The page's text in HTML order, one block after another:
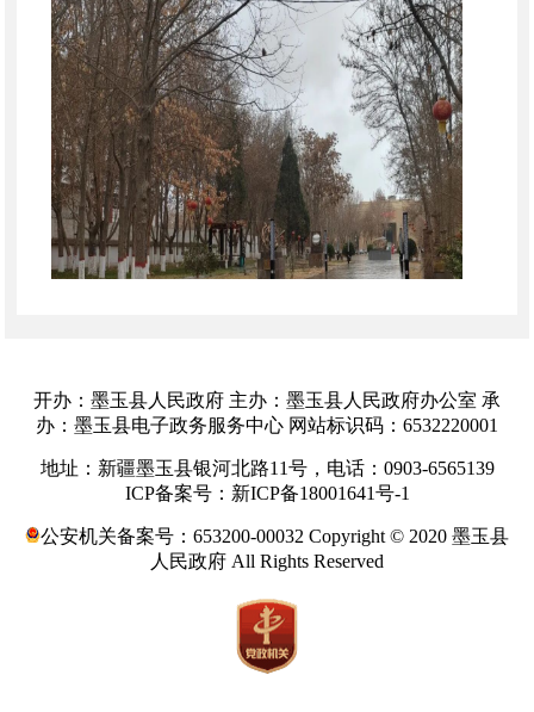
城区预报：今日白天至夜间城区浮尘转多云伴
有微雨，最高气温9℃ ，最低气温1℃，阵风
开办：墨玉县人民政府 主办：墨玉县人民政府办公室 承
办：墨玉县电子政务服务中心 网站标识码：6532220001
地址：新疆墨玉县银河北路11号，电话：0903-6565139
ICP备案号：新ICP备18001641号-1
公安机关备案号：653200-00032 Copyright © 2020 墨玉县
人民政府 All Rights Reserved